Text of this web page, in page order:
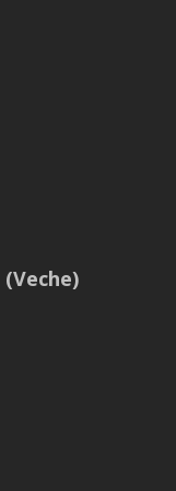
(Veche)